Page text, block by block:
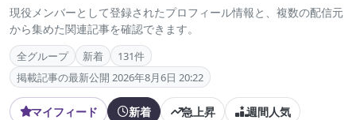
現役メンバーとして登録されたプロフィール情報と、複数の配信元
から集めた関連記事を確認できます。
全グループ 新着
131件
掲載記事の最新公開 2026年8月6日 20:22
マイフィード 新着 急上昇 週間人気